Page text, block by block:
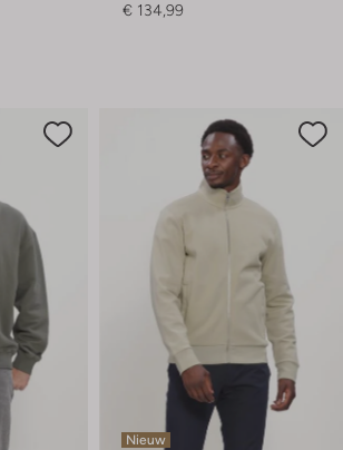
€ 134,99
Nieuw